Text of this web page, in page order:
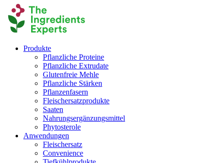
Produkte
Pflanzliche Proteine
Pflanzliche Extrudate
Glutenfreie Mehle
Pflanzliche Stärken
Pflanzenfasern
Fleischersatzprodukte
Saaten
Nahrungsergänzungsmittel
Phytosterole
Anwendungen
Fleischersatz
Convenience